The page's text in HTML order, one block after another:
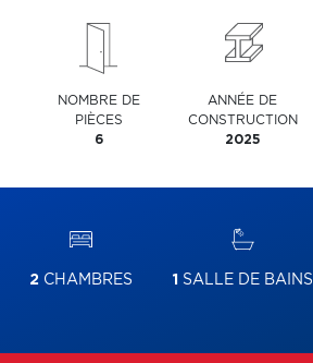
NOMBRE DE
PIÈCES
6
ANNÉE DE
CONSTRUCTION
2025
2 CHAMBRES 1 SALLE DE BAINS